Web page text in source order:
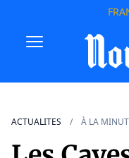
ACTUALITES À LA